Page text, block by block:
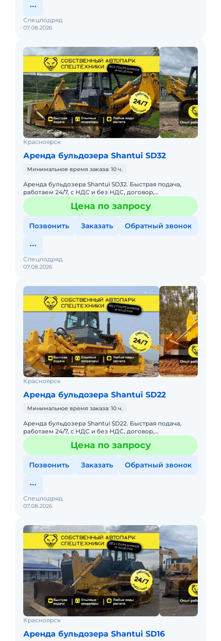
07.08.2026
Спецподряд
Красноярск
Аренда бульдозера Shantui SD32
Минимальное время заказа: 10 ч.
Аренда бульдозера Shantui SD32. Быстрая подача,
работаем 24/7, с НДС и без НДС, договор,
закрывающие документы. АРЕНДА БУЛЬДОЗЕРА
SHANTUI SD32Предоставляем в а
Цена по запросу
Позвонить Заказать Обратный звонок
07.08.2026
Спецподряд
Красноярск
Аренда бульдозера Shantui SD22
Минимальное время заказа: 10 ч.
Аренда бульдозера Shantui SD22. Быстрая подача,
работаем 24/7, с НДС и без НДС, договор,
закрывающие документы. АРЕНДА БУЛЬДОЗЕРА
SHANTUI SD22Предоставляем в а
Цена по запросу
Позвонить Заказать Обратный звонок
07.08.2026
Спецподряд
Красноярск
Аренда бульдозера Shantui SD16